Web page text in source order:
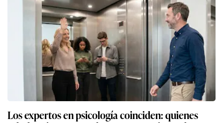
Los expertos en psicología coinciden: quienes